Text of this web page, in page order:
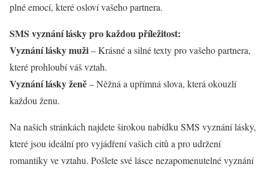
plné emocí, které osloví vašeho partnera.
SMS vyznání lásky pro každou příležitost:
Vyznání lásky muži– Krásné a silné texty pro vašeho partnera,
které prohloubí váš vztah.
Vyznání lásky ženě– Něžná a upřímná slova, která okouzlí
každou ženu.
Na našich stránkách najdete širokou nabídku SMS vyznání lásky,
které jsou ideální pro vyjádření vašich citů a pro udržení
romantiky ve vztahu. Pošlete své lásce nezapomenutelné vyznání